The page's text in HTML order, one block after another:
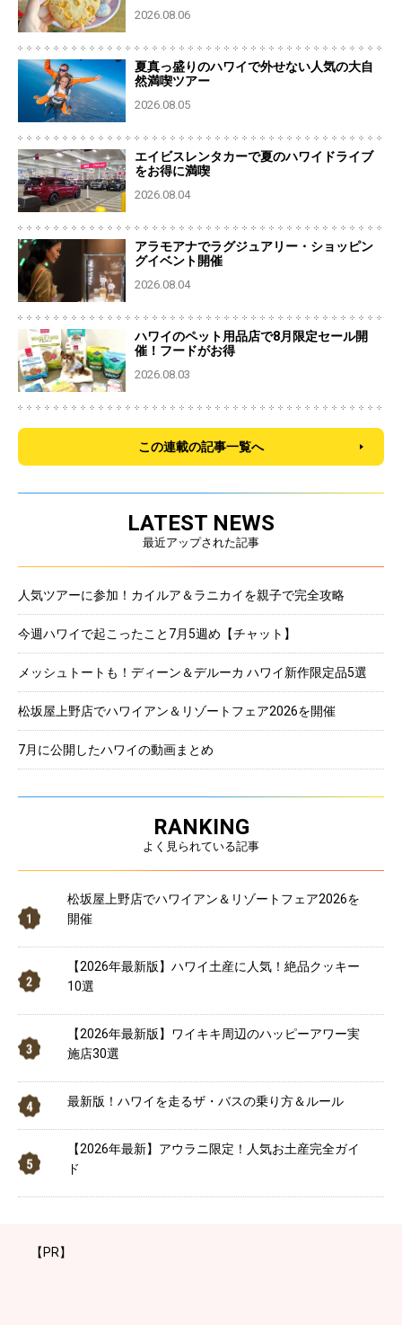
2026.08.06
夏真っ盛りのハワイで外せない人気の大自
然満喫ツアー
2026.08.05
エイビスレンタカーで夏のハワイドライブ
をお得に満喫
2026.08.04
アラモアナでラグジュアリー・ショッピン
グイベント開催
2026.08.04
ハワイのペット用品店で8月限定セール開
催！フードがお得
2026.08.03
この連載の記事一覧へ
LATEST NEWS
最近アップされた記事
人気ツアーに参加！カイルア＆ラニカイを親子で完全攻略
今週ハワイで起こったこと7月5週め【チャット】
メッシュトートも！ディーン＆デルーカ ハワイ新作限定品5選
松坂屋上野店でハワイアン＆リゾートフェア2026を開催
7月に公開したハワイの動画まとめ
RANKING
よく見られている記事
松坂屋上野店でハワイアン＆リゾートフェア2026を
開催
【2026年最新版】ハワイ土産に人気！絶品クッキー
10選
【2026年最新版】ワイキキ周辺のハッピーアワー実
施店30選
最新版！ハワイを走るザ・バスの乗り方＆ルール
【2026年最新】アウラニ限定！人気お土産完全ガイ
ド
【PR】